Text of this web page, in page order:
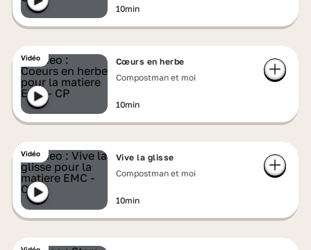
10min
Vidéo
Cœurs en herbe
Compostman et moi
10min
Vidéo
Vive la glisse
Compostman et moi
10min